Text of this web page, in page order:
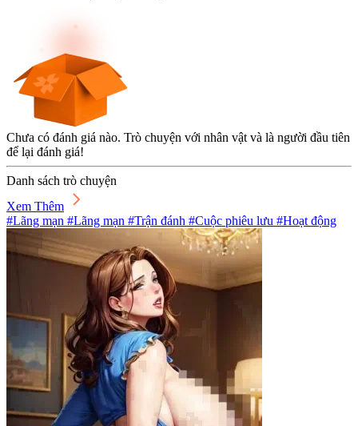
Chưa có đánh giá nào. Trò chuyện với nhân vật và là người đầu tiên
để lại đánh giá!
Danh sách trò chuyện
Xem Thêm
#Lãng mạn #Lãng mạn #Trận đánh #Cuộc phiêu lưu #Hoạt động